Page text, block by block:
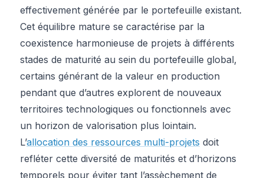
effectivement générée par le portefeuille existant.
Cet équilibre mature se caractérise par la
coexistence harmonieuse de projets à différents
stades de maturité au sein du portefeuille global,
certains générant de la valeur en production
pendant que d’autres explorent de nouveaux
territoires technologiques ou fonctionnels avec
un horizon de valorisation plus lointain.
L’allocation des ressources multi-projets doit
refléter cette diversité de maturités et d’horizons
temporels pour éviter tant l’assèchement de